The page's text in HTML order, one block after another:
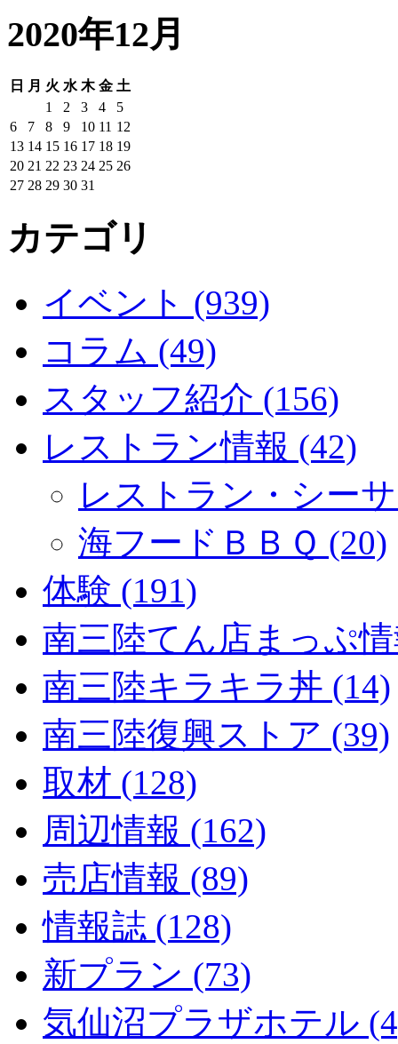
2020年12月
日 月 火 水 木 金 土
1
2 3 4
5
6
7 8 9 10 11 12
13 14 15 16 17 18 19
20 21 22 23 24 25 26
27 28 29 30 31
カテゴリ
イベント (939)
コラム (49)
スタッフ紹介 (156)
レストラン情報 (42)
レストラン・シー
海フードＢＢＱ (20)
体験 (191)
南三陸てん店まっぷ
南三陸キラキラ丼 (14)
南三陸復興ストア (39)
取材 (128)
周辺情報 (162)
売店情報 (89)
情報誌 (128)
新プラン (73)
気仙沼プラザホテル